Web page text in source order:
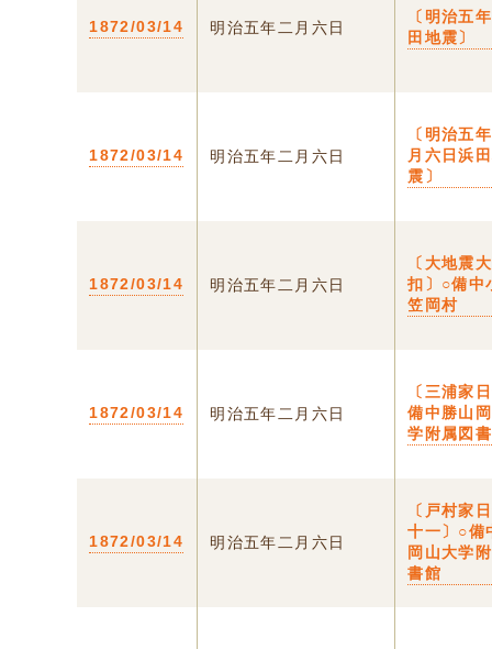
1872/03/14 明治五年二月六日
〔明治五
田地震〕
1872/03/14 明治五年二月六日
〔明治五
月六日浜
震〕
1872/03/14 明治五年二月六日
〔大地震
扣〕○備中
笠岡村
1872/03/14 明治五年二月六日
〔三浦家
備中勝山
学附属図
1872/03/14 明治五年二月六日
〔戸村家
十一〕○備
岡山大学
書館